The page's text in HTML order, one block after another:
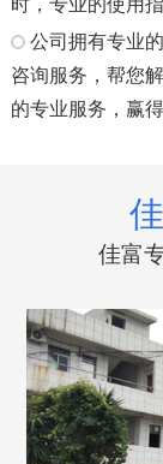
公司拥有专业
咨询服务，帮您
的专业服务，赢
佳富